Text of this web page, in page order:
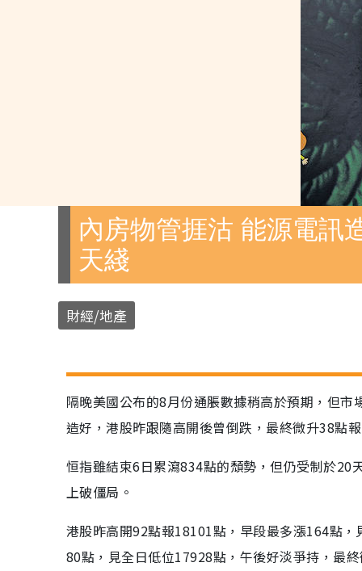
內房物管捱沽 能源電訊
天綫
財經/地產
隔晚美國公布的8月份通脹數據稍高於預期，但
造好，港股昨跟隨高開後曾倒跌，最終微升38點
恒指雖結束6日累瀉834點的頹勢，但仍受制於20
上破僵局。
港股昨高開92點報18101點，早段最多漲164點
80點，見全日低位17928點，午後好淡爭持，最